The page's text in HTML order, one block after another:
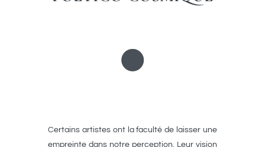
Certains artistes ont la faculté de laisser une
empreinte dans notre perception. Leur vision